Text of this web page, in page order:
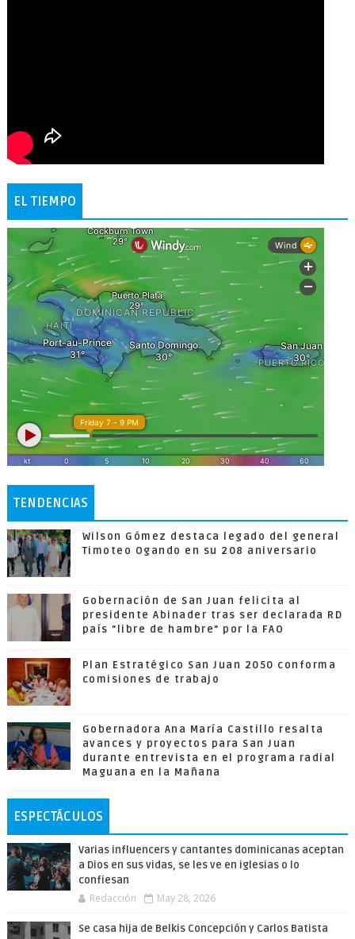
EL TIEMPO
TENDENCIAS
Wilson Gómez destaca legado del general
Timoteo Ogando en su 208 aniversario
Gobernación de San Juan felicita al
presidente Abinader tras ser declarada RD
país "libre de hambre" por la FAO
Plan Estratégico San Juan 2050 conforma
comisiones de trabajo
Gobernadora Ana María Castillo resalta
avances y proyectos para San Juan
durante entrevista en el programa radial
Maguana en la Mañana
ESPECTÁCULOS
Varias influencers y cantantes dominicanas aceptan
a Dios en sus vidas, se les ve en iglesias o lo
confiesan
Redacción May 28, 2026
Se casa hija de Belkis Concepción y Carlos Batista